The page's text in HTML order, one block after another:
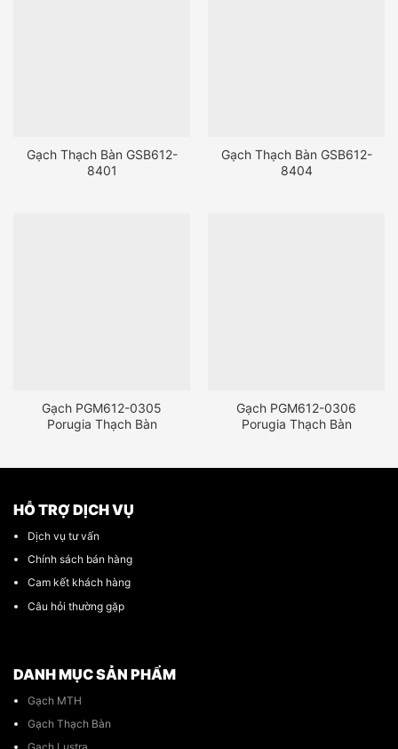
Gạch Thạch Bàn GSB612-
8401
Gạch Thạch Bàn GSB612-
8404
Gạch PGM612-0305
Porugia Thạch Bàn
Gạch PGM612-0306
Porugia Thạch Bàn
HỖ TRỢ DỊCH VỤ
Dịch vụ tư vấn
Chính sách bán hàng
Cam kết khách hàng
Câu hỏi thường gặp
DANH MỤC SẢN PHẨM
Gạch MTH
Gạch Thạch Bàn